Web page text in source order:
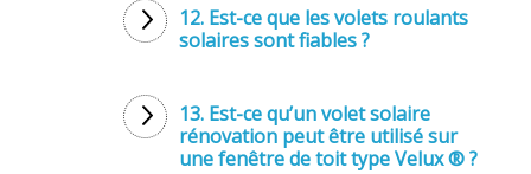
12. Est-ce que les volets roulants
solaires sont fiables ?
13. Est-ce qu’un volet solaire
rénovation peut être utilisé sur
une fenêtre de toit type Velux ® ?